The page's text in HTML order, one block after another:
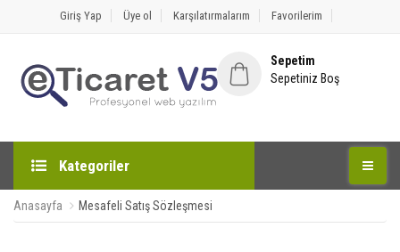
Giriş Yap Üye ol Karşılatırmalarım Favorilerim
Sepetim
Sepetiniz Boş
Kategoriler
Anasayfa Mesafeli Satış Sözleşmesi